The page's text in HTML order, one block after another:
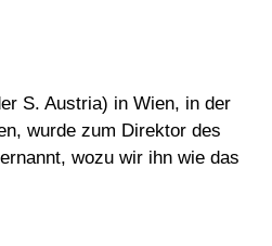
S. Austria) in Wien, in der
wurde zum Direktor des
wozu wir ihn wie das